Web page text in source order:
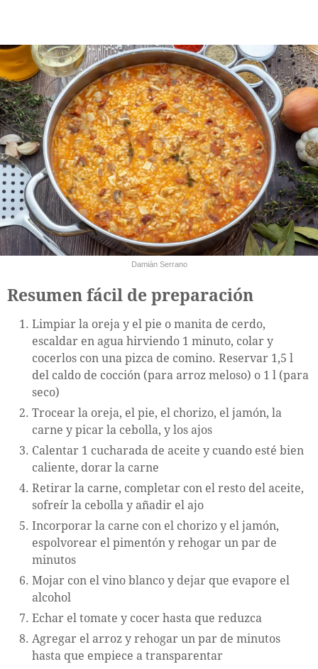
Damián Serrano
Resumen fácil de preparación
Limpiar la oreja y el pie o manita de cerdo,
escaldar en agua hirviendo 1 minuto, colar y
cocerlos con una pizca de comino. Reservar 1,5 l
del caldo de cocción (para arroz meloso) o 1 l (para
seco)
Trocear la oreja, el pie, el chorizo, el jamón, la
carne y picar la cebolla, y los ajos
Calentar 1 cucharada de aceite y cuando esté bien
caliente, dorar la carne
Retirar la carne, completar con el resto del aceite,
sofreír la cebolla y añadir el ajo
Incorporar la carne con el chorizo y el jamón,
espolvorear el pimentón y rehogar un par de
minutos
Mojar con el vino blanco y dejar que evapore el
alcohol
Echar el tomate y cocer hasta que reduzca
Agregar el arroz y rehogar un par de minutos
hasta que empiece a transparentar